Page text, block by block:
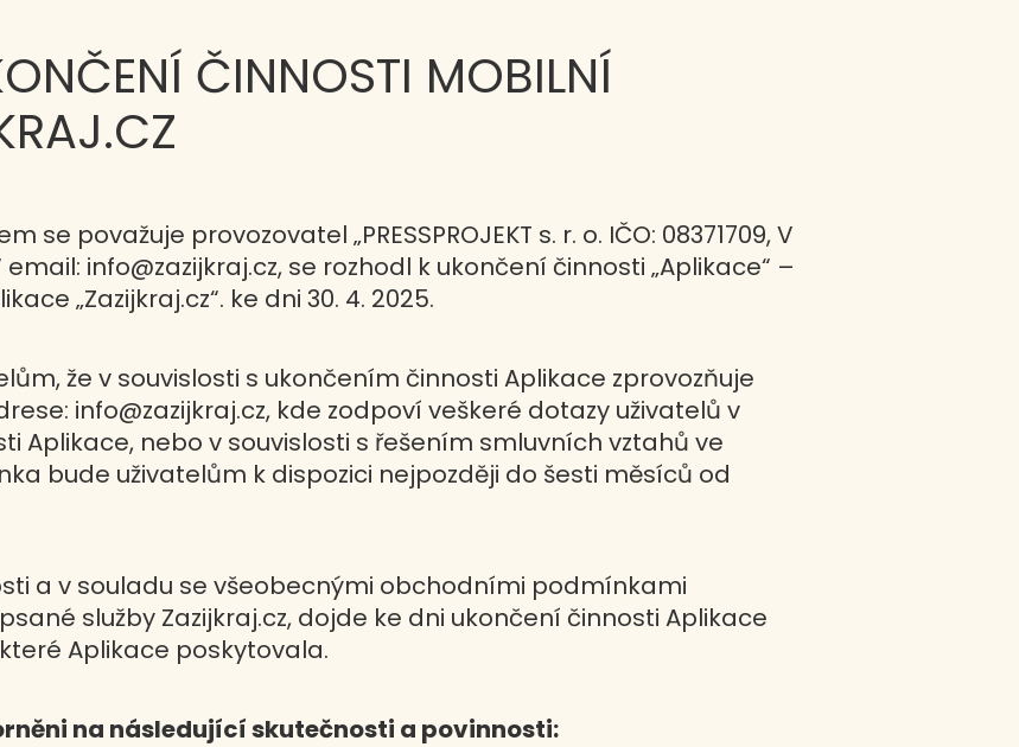
ČINNOSTI MOBILNÍ
se považuje provozovatel „PRESSPROJEKT s. r. o. IČO: 08371709, V
info@zazijkraj.cz, se rozhodl k ukončení činnosti „Aplikace“ –
„Zazijkraj.cz“. ke dni 30. 4. 2025.
že v souvislosti s ukončením činnosti Aplikace zprovozňuje
info@zazijkraj.cz, kde zodpoví veškeré dotazy uživatelů v
Aplikace, nebo v souvislosti s řešením smluvních vztahů ve
bude uživatelům k dispozici nejpozději do šesti měsíců od
a v souladu se všeobecnými obchodními podmínkami
služby Zazijkraj.cz, dojde ke dni ukončení činnosti Aplikace
Aplikace poskytovala.
na následující skutečnosti a povinnosti: